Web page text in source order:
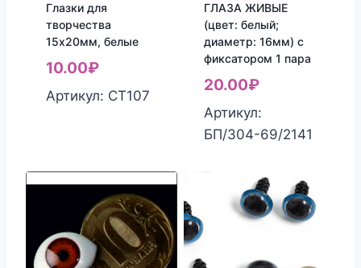
Глазки для
творчества
15х20мм, белые
10.00₽
Артикул: СТ107
ГЛАЗА ЖИВЫЕ
(цвет: белый;
диаметр: 16мм) с
фиксатором 1 пара
20.00₽
Артикул:
БП/304-69/2141